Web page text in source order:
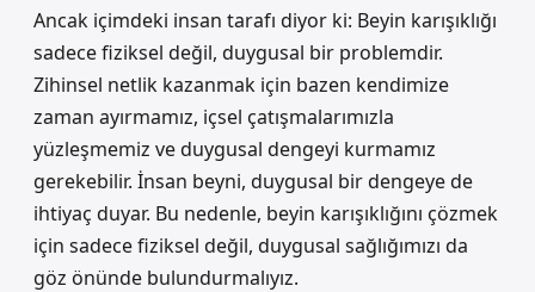
Ancak içimdeki insan tarafı diyor ki: Beyin karışıklığı
sadece fiziksel değil, duygusal bir problemdir.
Zihinsel netlik kazanmak için bazen kendimize
zaman ayırmamız, içsel çatışmalarımızla
yüzleşmemiz ve duygusal dengeyi kurmamız
gerekebilir. İnsan beyni, duygusal bir dengeye de
ihtiyaç duyar. Bu nedenle, beyin karışıklığını çözmek
için sadece fiziksel değil, duygusal sağlığımızı da
göz önünde bulundurmalıyız.